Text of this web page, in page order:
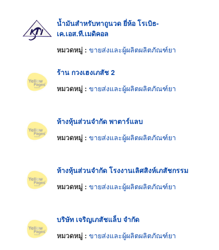
น้ำมันสำหรับทาถูนวด ยี่ห้อ โรเบิธ-
เค.เอส.ที.เมดิคอล
หมวดหมู่ : ขายส่งและผู้ผลิตผลิตภัณฑ์ยา
ร้าน กวงเฮงเภสัช 2
หมวดหมู่ : ขายส่งและผู้ผลิตผลิตภัณฑ์ยา
ห้างหุ้นส่วนจำกัด พาตาร์แลบ
หมวดหมู่ : ขายส่งและผู้ผลิตผลิตภัณฑ์ยา
ห้างหุ้นส่วนจำกัด โรงงานเลิศสิงห์เภสัชกรรม
หมวดหมู่ : ขายส่งและผู้ผลิตผลิตภัณฑ์ยา
บริษัท เจริญเภสัชแล็บ จำกัด
หมวดหมู่ : ขายส่งและผู้ผลิตผลิตภัณฑ์ยา